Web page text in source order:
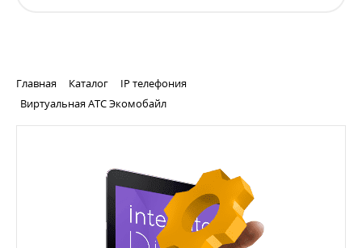
Главная Каталог
IP телефония
Виртуальная АТС Экомобайл